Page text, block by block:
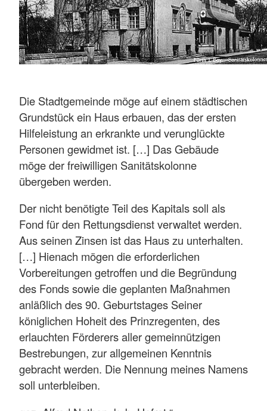
Die Stadtgemeinde möge auf einem städtischen
Grundstück ein Haus erbauen, das der ersten
Hilfeleistung an erkrankte und verunglückte
Personen gewidmet ist. […] Das Gebäude
möge der freiwilligen Sanitätskolonne
übergeben werden.
Der nicht benötigte Teil des Kapitals soll als
Fond für den Rettungsdienst verwaltet werden.
Aus seinen Zinsen ist das Haus zu unterhalten.
[…] Hienach mögen die erforderlichen
Vorbereitungen getroffen und die Begründung
des Fonds sowie die geplanten Maßnahmen
anläßlich des 90. Geburtstages Seiner
königlichen Hoheit des Prinzregenten, des
erlauchten Förderers aller gemeinnützigen
Bestrebungen, zur allgemeinen Kenntnis
gebracht werden. Die Nennung meines Namens
soll unterbleiben.